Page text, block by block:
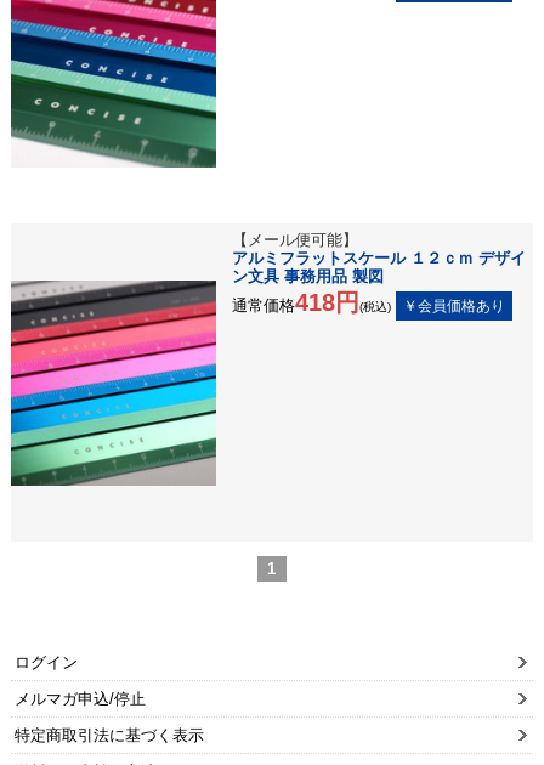
【メール便可能】
アルミフラットスケール １２ｃｍ デザイ
ン文具 事務用品 製図
通常価格418円 (税込)
1
ログイン
メルマガ申込/停止
特定商取引法に基づく表示